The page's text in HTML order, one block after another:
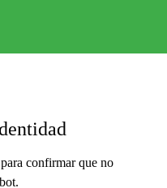
confirmar que no